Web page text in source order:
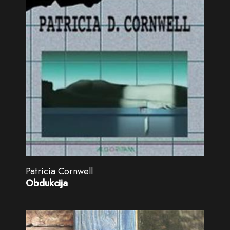
Patricia Cornwell
Obdukcija